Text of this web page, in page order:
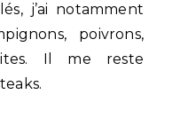
j’ai notamment
poivrons,
Il me reste